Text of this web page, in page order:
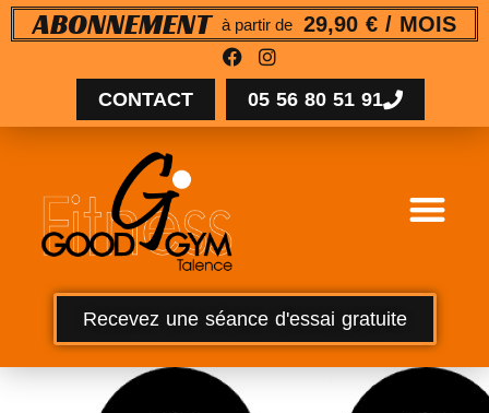
ABONNEMENT à partir de 29,90 € / MOIS
CONTACT 05 56 80 51 91
Recevez une séance d'essai gratuite